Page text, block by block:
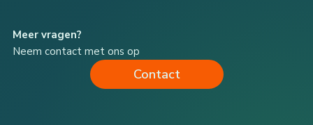
Meer vragen?
Neem contact met ons op
Contact